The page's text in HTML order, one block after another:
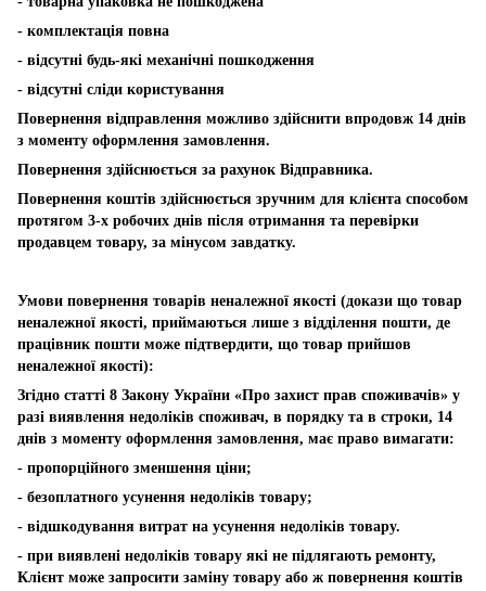
- комплектація повна
- відсутні будь-які механічні пошкодження
- відсутні сліди користування
Повернення відправлення можливо здійснити впродовж 14 днів
з моменту оформлення замовлення.
Повернення здійснюється за рахунок Відправника.
Повернення коштів здійснюється зручним для клієнта способом
протягом 3-х робочих днів після отримання та перевірки
продавцем товару, за мінусом завдатку.
Умови повернення товарів неналежної якості (докази що товар
неналежної якості, приймаються лише з відділення пошти, де
працівник пошти може підтвердити, що товар прийшов
неналежної якості):
Згідно статті 8 Закону України «Про захист прав споживачів» у
разі виявлення недоліків споживач, в порядку та в строки, 14
днів з моменту оформлення замовлення, має право вимагати:
- пропорційного зменшення ціни;
- безоплатного усунення недоліків товару;
- відшкодування витрат на усунення недоліків товару.
- при виявлені недоліків товару які не підлягають ремонту,
Клієнт може запросити заміну товару або ж повернення коштів